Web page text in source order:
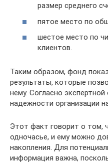
размер среднего
пятое место по
шестое место по
клиентов.
Таким образом, фонд
результаты, которые
нему. Согласно
надежности организации
Этот факт говорит о том,
одночасье, и ему можно
накопления. Для
информация важна,